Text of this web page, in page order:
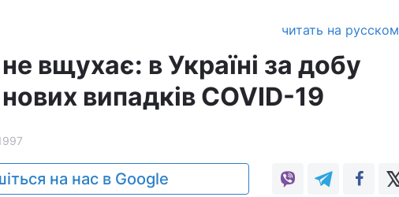
читать на русском
вщухає: в Україні за добу
випадків COVID-19
на нас в Google